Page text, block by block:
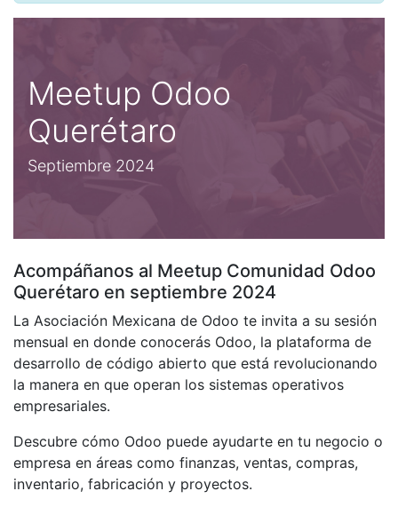
Meetup Odoo
Querétaro
Septiembre 2024
Acompáñanos al Meetup Comunidad Odoo
Querétaro en septiembre 2024
La Asociación Mexicana de Odoo te invita a su sesión
mensual en donde conocerás Odoo, la plataforma de
desarrollo de código abierto que está revolucionando
la manera en que operan los sistemas operativos
empresariales.
Descubre cómo Odoo puede ayudarte en tu negocio o
empresa en áreas como finanzas, ventas, compras,
inventario, fabricación y proyectos.